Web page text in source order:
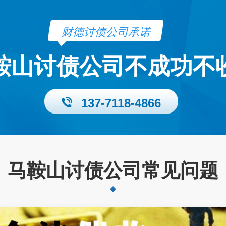
财德讨债公司承诺
山讨债公司不成功不
137-7118-4866
马鞍山讨债公司常见问题